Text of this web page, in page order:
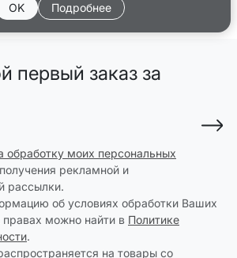
OK
Подробнее
первый заказ за
обработку моих персональных
рекламной и
рассылки.
об условиях обработки Ваших
можно найти в Политике
.
на товары со